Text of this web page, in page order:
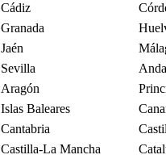
Cádiz
Granada
Jaén
Sevilla
Aragón
Islas Baleares
Cantabria
Castilla-La Mancha